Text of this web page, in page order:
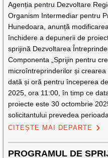
Agenția pentru Dezvoltare
Organism Intermediar pentru
Hunedoara, anunță
închidere a depunerii de
sprijină Dezvoltarea
Componenta „Sprijin pentru
microîntreprinderilor și
dată și oră pentru începerea
2025, ora 11:00, în timp ce
proiecte este 30 octombrie
solicitantului prevedea
CITEȘTE MAI DEPARTE
PROGRAMUL DE